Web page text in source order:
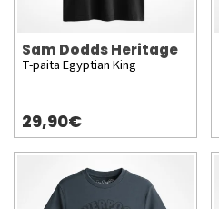
Sam Dodds Heritage
T-paita Egyptian King
29,90€